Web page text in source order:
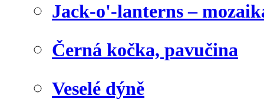
Jack-o'-lanterns –
Černá kočka, pavučina
Veselé dýně